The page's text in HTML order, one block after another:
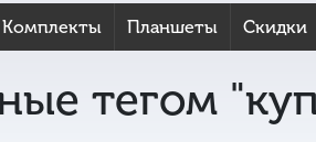
Комплекты Планшеты Скидки
тегом